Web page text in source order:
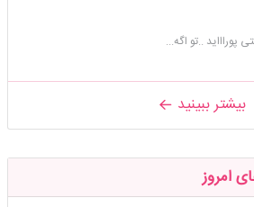
..تو اگه...
بیشتر ببینید
امروز